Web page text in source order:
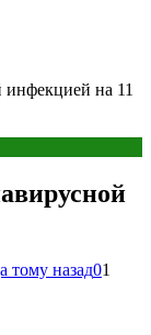
инфекцией на 11
тому назад01